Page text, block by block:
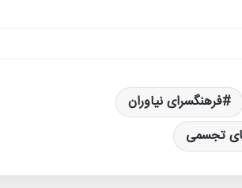
فرهنگسرای نیاوران
تجسمی